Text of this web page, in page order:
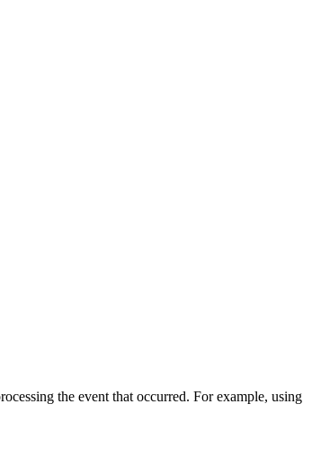
the event that occurred. For example, using